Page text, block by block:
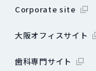
Corporate site外部
大阪オフィスサイト
歯科専門サイト 外部